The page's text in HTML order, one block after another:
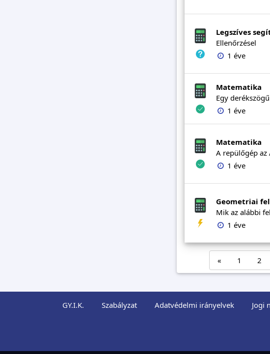
Legszíves
Ellenőrzésel
1 éve
Matematika
Egy
1 éve
Matematika
A repülőgép az
1 éve
Geometriai
Mik az alábbi
1 éve
« 1 2
GY.I.K. Szabályzat Adatvédelmi irányelvek Jogi